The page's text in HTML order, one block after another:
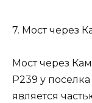
7. Мост через
Мост через
Р239 у
является